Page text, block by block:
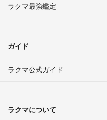
ラクマ最強鑑定
ガイド
ラクマ公式ガイド
ラクマについて